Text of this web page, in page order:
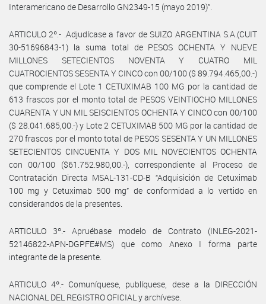
Interamericano de Desarrollo GN2349-15 (mayo 2019)”.
ARTICULO 2º.- .Adjudícase a favor de SUIZO ARGENTINA S.A.(CUIT
30-51696843-1) la suma total de PESOS OCHENTA Y NUEVE
MILLONES SETECIENTOS NOVENTA Y CUATRO MIL
CUATROCIENTOS SESENTA Y CINCO con 00/100 ($ 89.794.465,00.-)
que comprende el Lote 1 CETUXIMAB 100 MG por la cantidad de
613 frascos por el monto total de PESOS VEINTIOCHO MILLONES
CUARENTA Y UN MIL SEISCIENTOS OCHENTA Y CINCO con 00/100
($ 28.041.685,00.-) y Lote 2 CETUXIMAB 500 MG por la cantidad de
270 frascos por el monto total de PESOS SESENTA Y UN MILLONES
SETECIENTOS CINCUENTA Y DOS MIL NOVECIENTOS OCHENTA
con 00/100 ($61.752.980,00.-), correspondiente al Proceso de
Contratación Directa MSAL-131-CD-B “Adquisición de Cetuximab
100 mg y Cetuximab 500 mg” de conformidad a lo vertido en
considerandos de la presentes.
ARTICULO 3º.- Apruébase modelo de Contrato (INLEG-2021-
52146822-APN-DGPFE#MS) que como Anexo I forma parte
integrante de la presente.
ARTICULO 4º.- Comuníquese, publíquese, dese a la DIRECCIÓN
NACIONAL DEL REGISTRO OFICIAL y archívese.